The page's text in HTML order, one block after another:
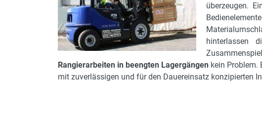
überzeugen.
hinterlassen
Rangierarbeiten in beengten Lagergängen kein Problem.
mit zuverlässigen und für den Dauereinsatz konzipierten